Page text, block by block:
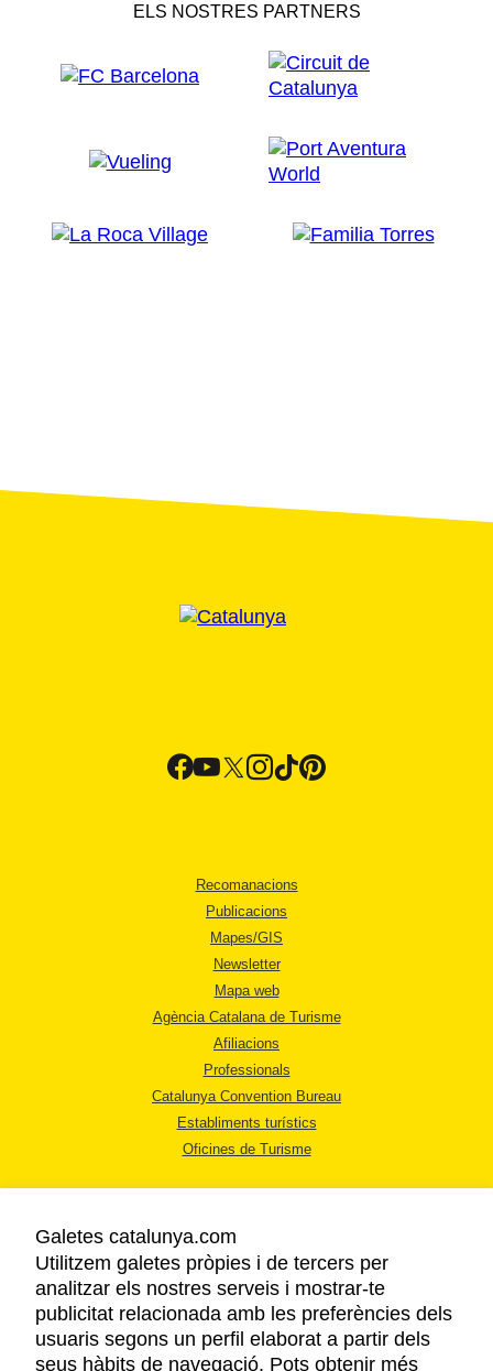
ELS NOSTRES PARTNERS
Recomanacions
Publicacions
Mapes/GIS
Newsletter
Mapa web
Agència Catalana de Turisme
Afiliacions
Professionals
Catalunya Convention Bureau
Establiments turístics
Oficines de Turisme
AVÍS LEGAL
POLÍTICA DE PRIVACITAT
COOKIES
Galetes catalunya.com
Utilitzem galetes pròpies i de tercers per
analitzar els nostres serveis i mostrar-te
publicitat relacionada amb les preferències dels
usuaris segons un perfil elaborat a partir dels
seus hàbits de navegació. Pots obtenir més